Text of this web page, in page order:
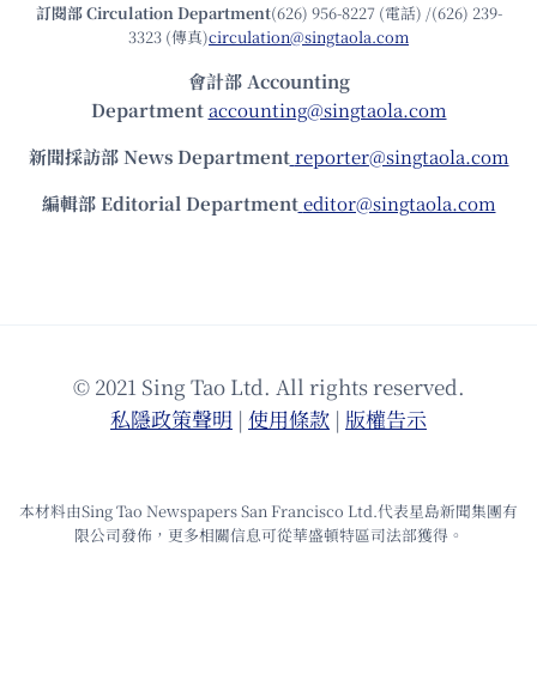
訂閱部 Circulation Department(626) 956-8227 (電話) /(626) 239-
3323 (傳真)circulation@singtaola.com
會計部 Accounting
Department accounting@singtaola.com
新聞採訪部 News Department reporter@singtaola.com
編輯部 Editorial Department editor@singtaola.com
© 2021 Sing Tao Ltd. All rights reserved.
私隱政策聲明 | 使⽤條款 | 版權告⽰
本材料由Sing Tao Newspapers San Francisco Ltd.代表星島新聞集團有
限公司發佈，更多相關信息可從華盛頓特區司法部獲得。